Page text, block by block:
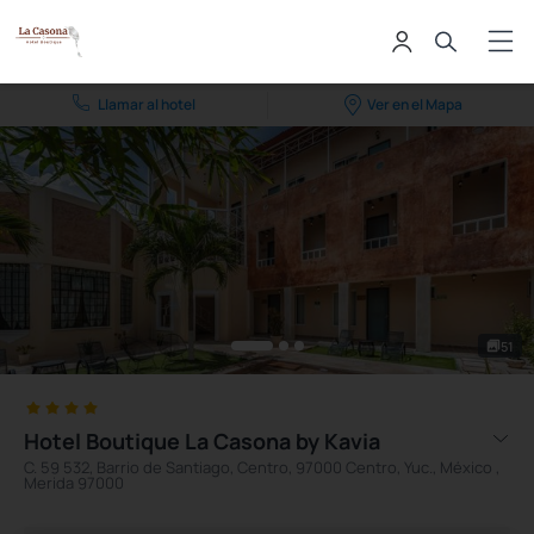
Llamar al hotel Ver en el Mapa
51
Hotel Boutique La Casona by Kavia
C. 59 532, Barrio de Santiago, Centro, 97000 Centro, Yuc., México ,
Merida 97000